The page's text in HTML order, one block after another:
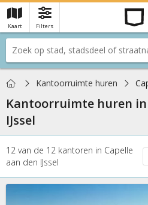
Kaart Filters
Je hebt nog geen favorieten
HomeKantoorruimte huren
Kantoorruimte huren in
IJssel
12 van de 12 kantoren in Capelle
aan den IJssel